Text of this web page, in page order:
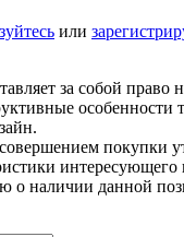
или
за собой право
особенности
покупки
интересующего
о наличии данной